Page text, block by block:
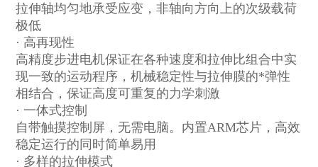
拉伸轴均匀地承受应变，非轴向方向上的次级载荷
极低
· 高再现性
高精度步进电机保证在各种速度和拉伸比组合中实
现一致的运动程序，机械稳定性与拉伸膜的*弹性
相结合，保证高度可重复的力学刺激
· 一体式控制
自带触摸控制屏，无需电脑。内置ARM芯片，高效
稳定运行的同时简单易用
· 多样的拉伸模式